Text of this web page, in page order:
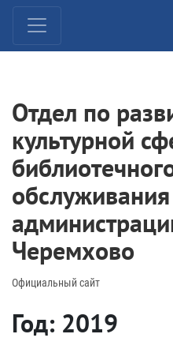
Отдел по
культурной
обслуживания
Черемхово
Официальный сайт
Год: 2019